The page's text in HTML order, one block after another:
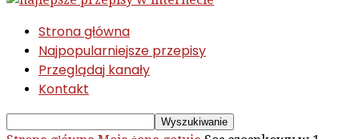
Strona główna
Najpopularniejsze przepisy
Przeglądaj kanały
Kontakt